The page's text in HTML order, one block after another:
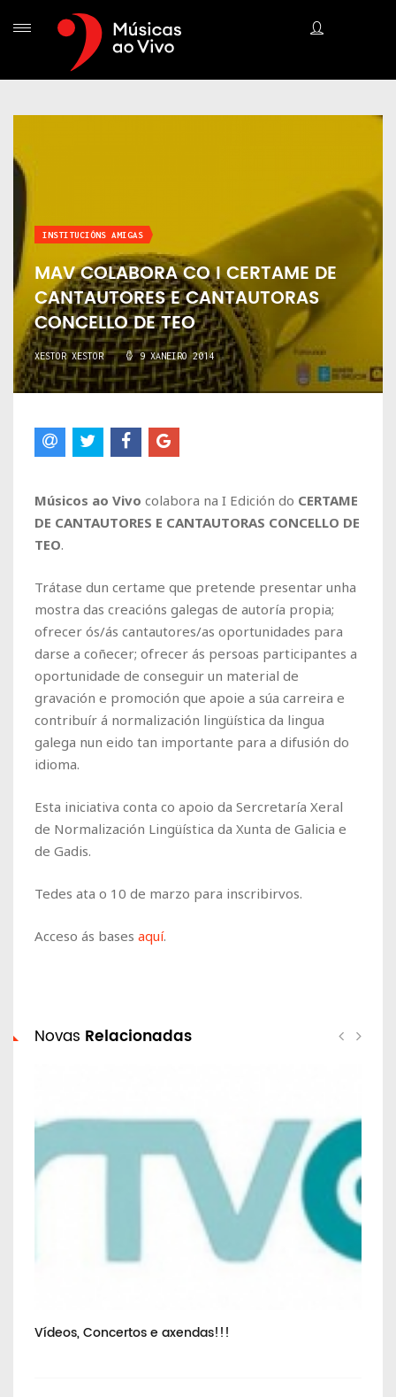
INSTITUCIÓNS AMIGAS
MAV COLABORA CO I CERTAME DE
CANTAUTORES E CANTAUTORAS
CONCELLO DE TEO
XESTOR XESTOR 9 XANEIRO 2014
Músicos ao Vivo colabora na I Edición do CERTAME
DE CANTAUTORES E CANTAUTORAS CONCELLO DE
TEO.
Trátase dun certame que pretende presentar unha
mostra das creacións galegas de autoría propia;
ofrecer ós/ás cantautores/as oportunidades para
darse a coñecer; ofrecer ás persoas participantes a
oportunidade de conseguir un material de
gravación e promoción que apoie a súa carreira e
contribuír á normalización lingüística da lingua
galega nun eido tan importante para a difusión do
idioma.
Esta iniciativa conta co apoio da Sercretaría Xeral
de Normalización Lingüística da Xunta de Galicia e
de Gadis.
Tedes ata o 10 de marzo para inscribirvos.
Acceso ás bases aquí.
Novas Relacionadas
Vídeos, Concertos e axendas!!!